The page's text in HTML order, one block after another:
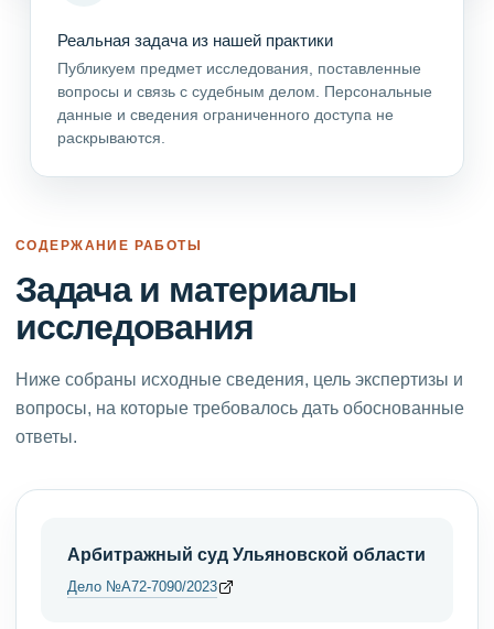
Реальная задача из нашей практики
Публикуем предмет исследования, поставленные
вопросы и связь с судебным делом. Персональные
данные и сведения ограниченного доступа не
раскрываются.
СОДЕРЖАНИЕ РАБОТЫ
Задача и материалы
исследования
Ниже собраны исходные сведения, цель экспертизы и
вопросы, на которые требовалось дать обоснованные
ответы.
Арбитражный суд Ульяновской области
Дело №А72-7090/2023